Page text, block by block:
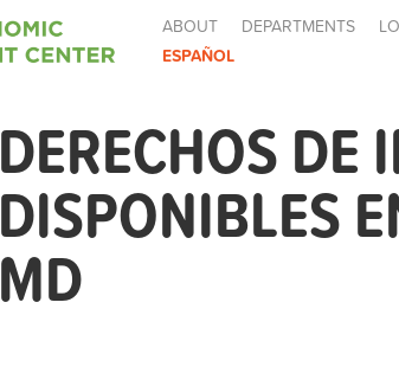
ABOUT DEPARTMENTS
ESPAÑOL
DERECHOS DE
DISPONIBLES
MD